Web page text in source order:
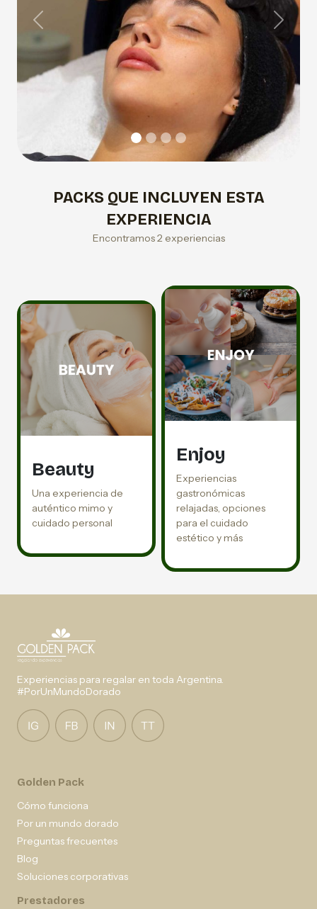
Previous Next
PACKS QUE INCLUYEN ESTA
EXPERIENCIA
Encontramos 2 experiencias
Beauty
Una experiencia de
auténtico mimo y
cuidado personal
Enjoy
Experiencias
gastronómicas
relajadas, opciones
para el cuidado
estético y más
Experiencias para regalar en toda Argentina.
#PorUnMundoDorado
Golden Pack
Cómo funciona
Por un mundo dorado
Preguntas frecuentes
Blog
Soluciones corporativas
Prestadores